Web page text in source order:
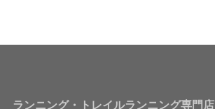
ランニング・トレイルランニング専門店